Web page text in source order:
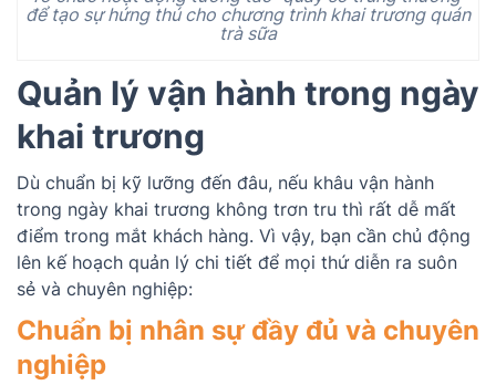
để tạo sự hứng thú cho chương trình khai trương quán
trà sữa
Quản lý vận hành trong ngày
khai trương
Dù chuẩn bị kỹ lưỡng đến đâu, nếu khâu vận hành
trong ngày khai trương không trơn tru thì rất dễ mất
điểm trong mắt khách hàng. Vì vậy, bạn cần chủ động
lên kế hoạch quản lý chi tiết để mọi thứ diễn ra suôn
sẻ và chuyên nghiệp:
Chuẩn bị nhân sự đầy đủ và chuyên
nghiệp